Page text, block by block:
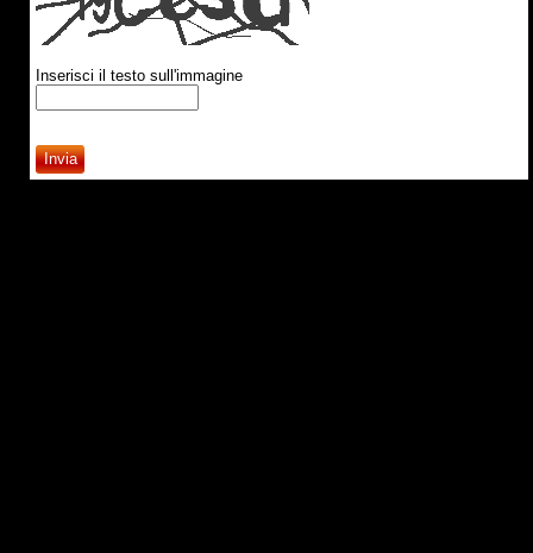
Inserisci il testo sull'immagine